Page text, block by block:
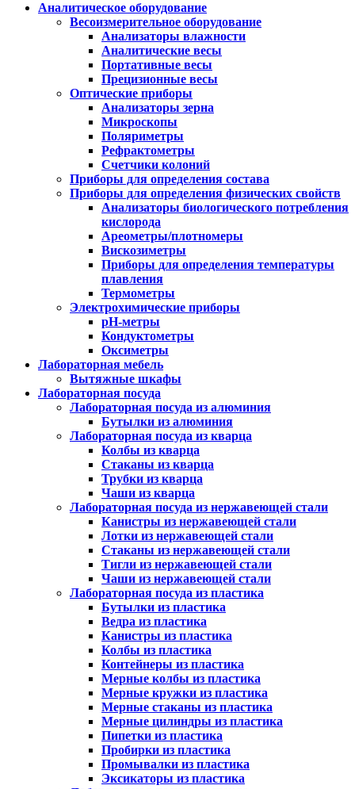
Аналитическое оборудование
Весоизмерительное оборудование
Анализаторы влажности
Аналитические весы
Портативные весы
Прецизионные весы
Оптические приборы
Анализаторы зерна
Микроскопы
Поляриметры
Рефрактометры
Счетчики колоний
Приборы для определения состава
Приборы для определения физических свойств
Анализаторы биологического потребления
кислорода
Ареометры/плотномеры
Вискозиметры
Приборы для определения температуры
плавления
Термометры
Электрохимические приборы
pH-метры
Кондуктометры
Оксиметры
Лабораторная мебель
Вытяжные шкафы
Лабораторная посуда
Лабораторная посуда из алюминия
Бутылки из алюминия
Лабораторная посуда из кварца
Колбы из кварца
Стаканы из кварца
Трубки из кварца
Чаши из кварца
Лабораторная посуда из нержавеющей стали
Канистры из нержавеющей стали
Лотки из нержавеющей стали
Стаканы из нержавеющей стали
Тигли из нержавеющей стали
Чаши из нержавеющей стали
Лабораторная посуда из пластика
Бутылки из пластика
Ведра из пластика
Канистры из пластика
Колбы из пластика
Контейнеры из пластика
Мерные колбы из пластика
Мерные кружки из пластика
Мерные стаканы из пластика
Мерные цилиндры из пластика
Пипетки из пластика
Пробирки из пластика
Промывалки из пластика
Эксикаторы из пластика